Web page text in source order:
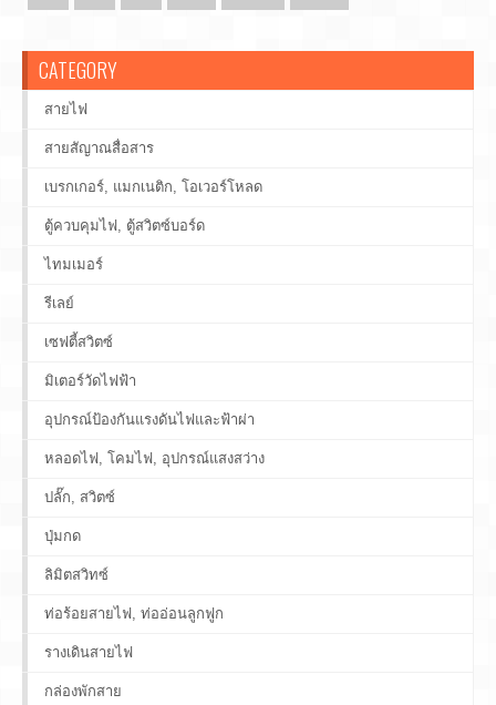
CATEGORY
สายไฟ
สายสัญาณสื่อสาร
เบรกเกอร์, แมกเนติก, โอเวอร์โหลด
ตู้ควบคุมไฟ, ตู้สวิตซ์บอร์ด
ไทมเมอร์
รีเลย์
เซฟตี้สวิตซ์
มิเตอร์วัดไฟฟ้า
อุปกรณ์ป้องกันแรงดันไฟและฟ้าผ่า
หลอดไฟ, โคมไฟ, อุปกรณ์แสงสว่าง
ปลั๊ก, สวิตซ์
ปุ่มกด
ลิมิตสวิทซ์
ท่อร้อยสายไฟ, ท่ออ่อนลูกฟูก
รางเดินสายไฟ
กล่องพักสาย